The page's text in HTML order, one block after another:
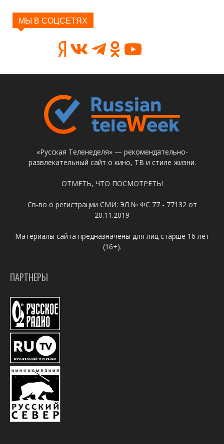
МЫ В СОЦСЕТЯХ
«Русская Теленеделя» — рекомендательно-
развлекательный сайт о кино, ТВ и стиле жизни.
ОТМЕТЬ, ЧТО ПОСМОТРЕТЬ!
Св-во о регистрации СМИ: ЭЛ № ФС 77 - 77132 от
20.11.2019
Материалы сайта предназначены для лиц старше 16 лет
(16+).
ПАРТНЕРЫ